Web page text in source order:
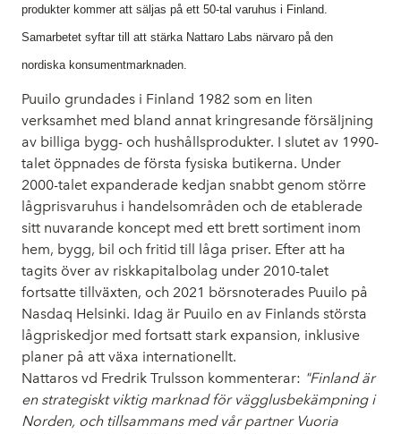
produkter kommer att säljas på ett 50-tal varuhus i Finland.
Samarbetet syftar till att stärka Nattaro Labs närvaro på den
nordiska konsumentmarknaden.
Puuilo grundades i Finland 1982 som en liten
verksamhet med bland annat kringresande försäljning
av billiga bygg- och hushållsprodukter. I slutet av 1990-
talet öppnades de första fysiska butikerna. Under
2000-talet expanderade kedjan snabbt genom större
lågprisvaruhus i handelsområden och de etablerade
sitt nuvarande koncept med ett brett sortiment inom
hem, bygg, bil och fritid till låga priser. Efter att ha
tagits över av riskkapitalbolag under 2010-talet
fortsatte tillväxten, och 2021 börsnoterades Puuilo på
Nasdaq Helsinki. Idag är Puuilo en av Finlands största
lågpriskedjor med fortsatt stark expansion, inklusive
planer på att växa internationellt.
Nattaros vd Fredrik Trulsson kommenterar: "Finland är
en strategiskt viktig marknad för vägglusbekämpning i
Norden, och tillsammans med vår partner Vuoria